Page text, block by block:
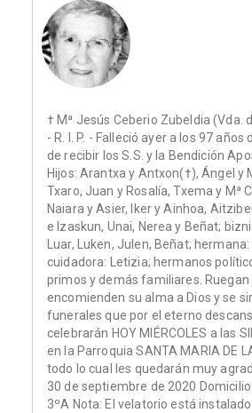
† Mª Jesús Ceberio Zubeldia (Vda.
- R. I. P. - Falleció ayer a los 97 años
de recibir los S.S. y la Bendición
Hijos: Arantxa y Antxon(†), Ángel y
Txaro, Juan y Rosalía, Txema y Mª
Naiara y Asier, Iker y Ainhoa,
e Izaskun, Unai, Nerea y Beñat;
Luar, Luken, Julen, Beñat;
cuidadora: Letizia; hermanos
primos y demás familiares.
encomienden su alma a Dios y se
funerales que por el eterno
celebrarán HOY MIÉRCOLES a las
en la Parroquia SANTA MARIA DE
todo lo cual les quedarán muy
30 de septiembre de 2020
3ºA Nota: El velatorio está instalado